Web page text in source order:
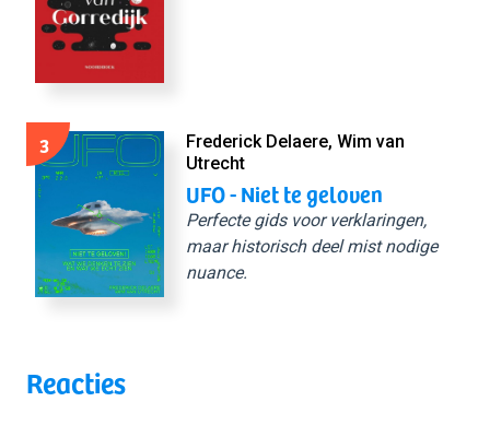
3
Frederick Delaere, Wim van
Utrecht
UFO - Niet te geloven
Perfecte gids voor verklaringen,
maar historisch deel mist nodige
nuance.
Reacties